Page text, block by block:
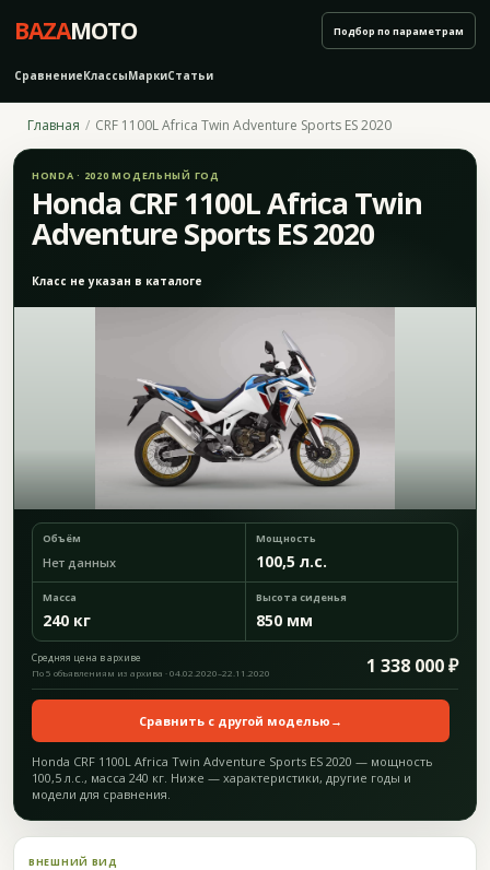
BAZAMOTO
СравнениеКлассыМаркиСтатьи
Подбор по параметрам
Главная CRF 1100L Africa Twin Adventure Sports ES 2020
HONDA · 2020 МОДЕЛЬНЫЙ ГОД
Honda CRF 1100L Africa Twin
Adventure Sports ES 2020
Класс не указан в каталоге
Объём
Нет данных
Мощность
100,5 л.с.
Масса
240 кг
Высота сиденья
850 мм
Средняя цена в архиве 1 338 000 ₽
По 5 объявлениям из архива · 04.02.2020–22.11.2020
Сравнить с другой моделью →
Honda CRF 1100L Africa Twin Adventure Sports ES 2020 — мощность
100,5 л.с., масса 240 кг. Ниже — характеристики, другие годы и
модели для сравнения.
ВНЕШНИЙ ВИД